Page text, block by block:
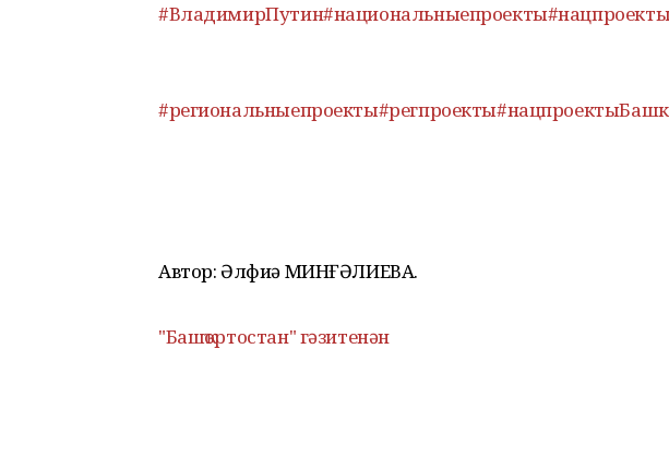
#ВладимирПутин#национальныепроекты
#региональныепроекты#регпроекты
Автор: Әлфиә МИНҒӘЛИЕВА.
"Башҡортостан" гәзитенән